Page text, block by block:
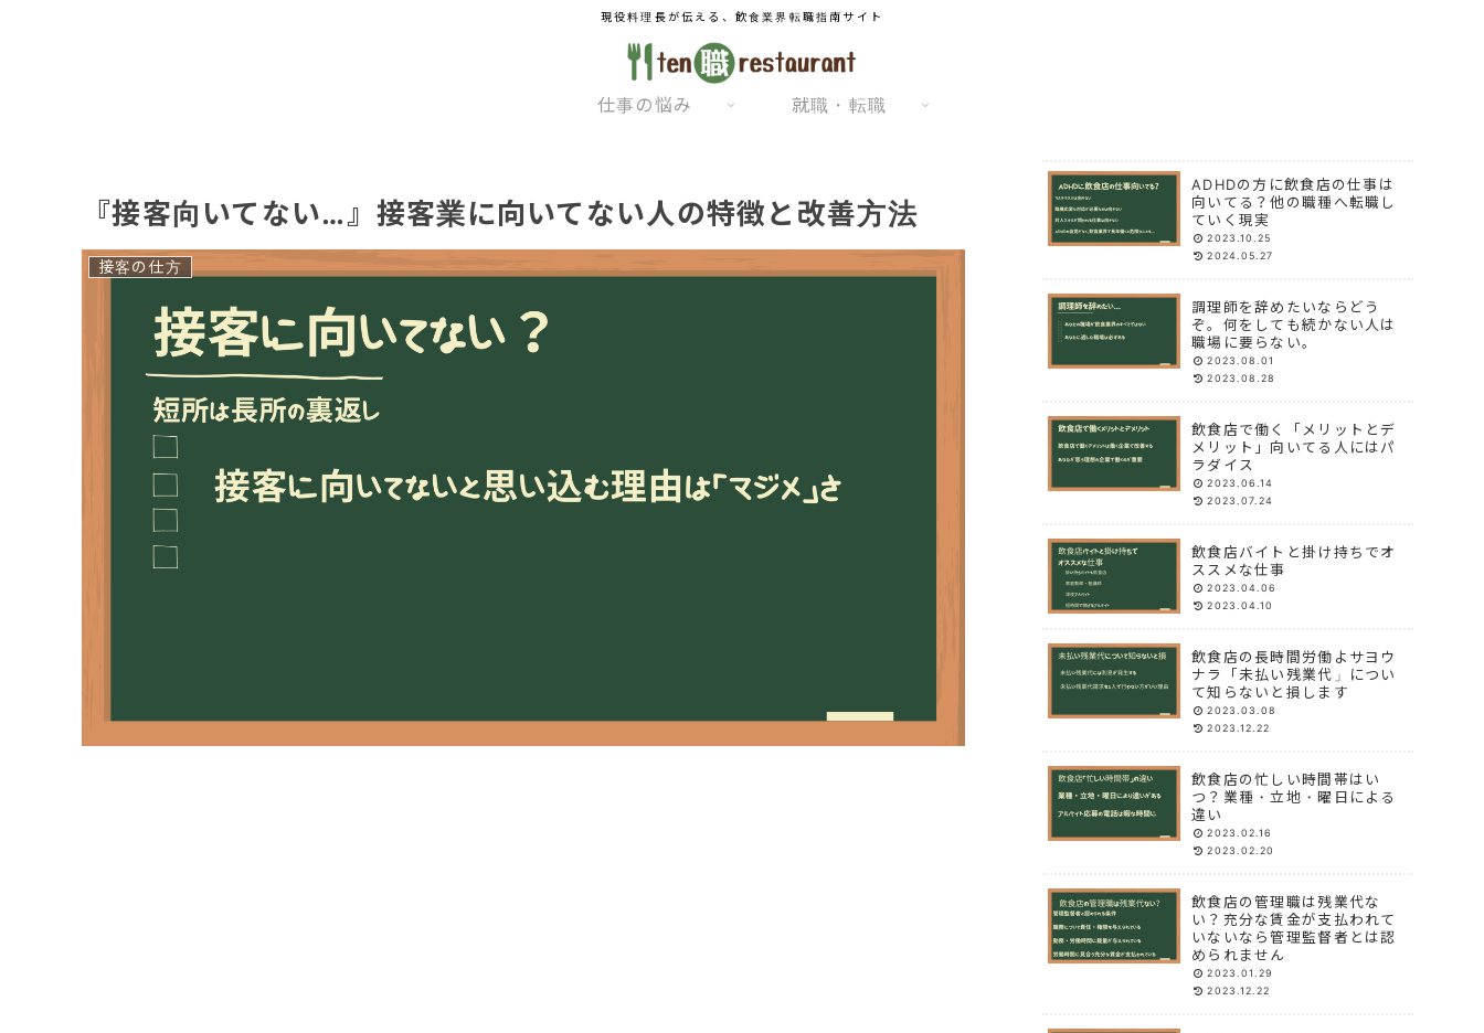
現役料理長が伝える、飲食業界転職指南サイト
仕事の悩み 就職・転職
『接客向いてない…』接客業に向いてない人の特徴と改善方法
接客の仕方
ADHDの方に飲食店の仕事は
向いてる？他の職種へ転職し
ていく現実
2023.10.25
2024.05.27
調理師を辞めたいならどう
ぞ。何をしても続かない人は
職場に要らない。
2023.08.01
2023.08.28
飲食店で働く「メリットとデ
メリット」向いてる人にはパ
ラダイス
2023.06.14
2023.07.24
飲食店バイトと掛け持ちでオ
ススメな仕事
2023.04.06
2023.04.10
飲食店の長時間労働よサヨウ
ナラ「未払い残業代」につい
て知らないと損します
2023.03.08
2023.12.22
飲食店の忙しい時間帯はい
つ？業種・立地・曜日による
違い
2023.02.16
2023.02.20
飲食店の管理職は残業代な
い？充分な賃金が支払われて
いないなら管理監督者とは認
められません
2023.01.29
2023.12.22